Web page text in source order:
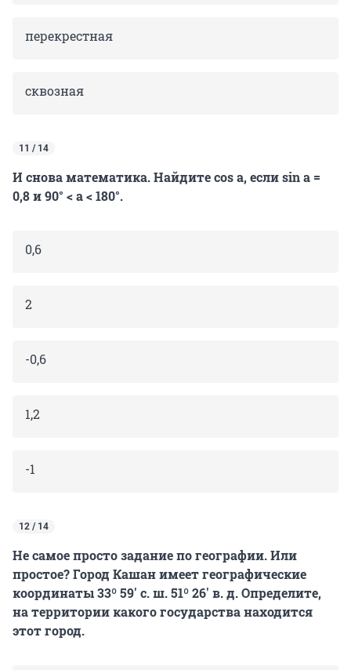
перекрестная
сквозная
11 / 14
И снова математика. Найдите cos a, если sin a =
0,8 и 90° < a < 180°.
0,6
2
-0,6
1,2
-1
12 / 14
Не самое просто задание по географии. Или
простое? Город Кашан имеет географические
координаты 33º 59′ с. ш. 51º 26′ в. д. Определите,
на территории какого государства находится
этот город.